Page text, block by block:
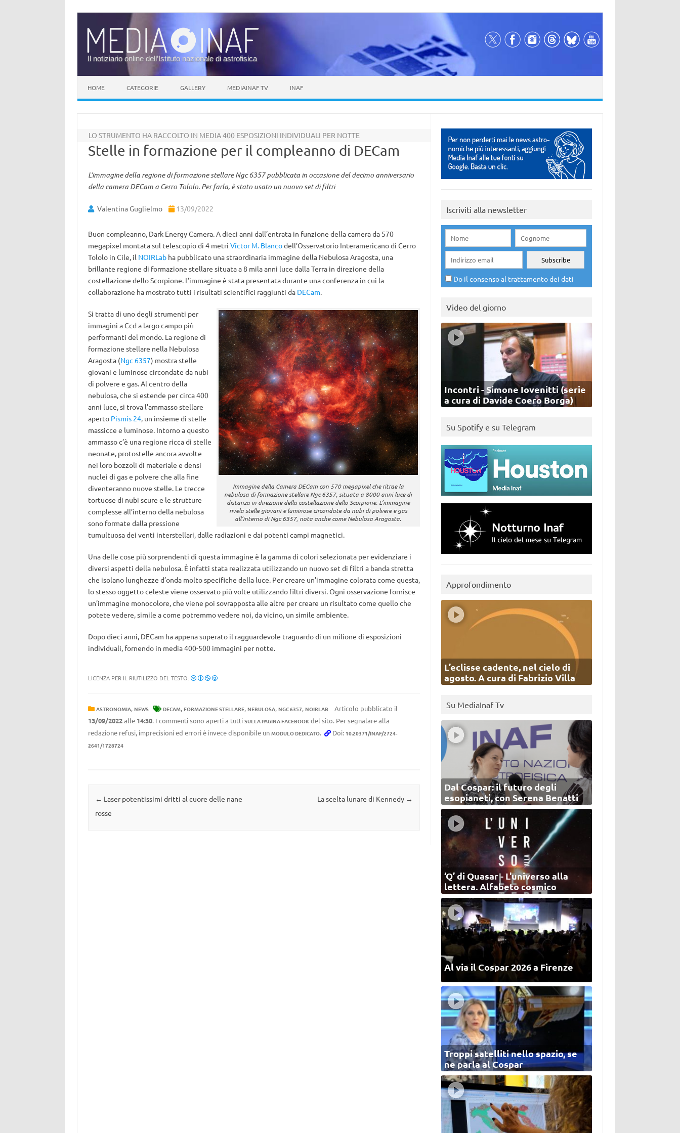
Il notiziario online dell’Istituto nazionale di astrofisica
HOME CATEGORIE GALLERY MEDIAINAF TV INAF
LO STRUMENTO HA RACCOLTO IN MEDIA 400 ESPOSIZIONI INDIVIDUALI PER NOTTE
Stelle in formazione per il compleanno di DECam
L’immagine della regione di formazione stellare Ngc 6357 pubblicata in occasione del decimo anniversario
della camera DECam a Cerro Tololo. Per farla, è stato usato un nuovo set di filtri
Valentina Guglielmo 13/09/2022
Buon compleanno, Dark Energy Camera. A dieci anni dall’entrata in funzione della camera da 570
megapixel montata sul telescopio di 4 metri Víctor M. Blancodell’Osservatorio Interamericano di Cerro
Tololo in Cile, il NOIRLabha pubblicato una straordinaria immagine della Nebulosa Aragosta, una
brillante regione di formazione stellare situata a 8 mila anni luce dalla Terra in direzione della
costellazione dello Scorpione. L’immagine è stata presentata durante una conferenza in cui la
collaborazione ha mostrato tutti i risultati scientifici raggiunti da DECam.
Immagine della Camera DECam con 570 megapixel che ritrae la
nebulosa di formazione stellare Ngc 6357, situata a 8000 anni luce di
distanza in direzione della costellazione dello Scorpione. L’immagine
rivela stelle giovani e luminose circondate da nubi di polvere e gas
all’interno di Ngc 6357, nota anche come Nebulosa Aragosta.
Si tratta di uno degli strumenti per
immagini a Ccd a largo campo più
performanti del mondo. La regione di
formazione stellare nella Nebulosa
Aragosta (Ngc 6357) mostra stelle
giovani e luminose circondate da nubi
di polvere e gas. Al centro della
nebulosa, che si estende per circa 400
anni luce, si trova l’ammasso stellare
aperto Pismis 24, un insieme di stelle
massicce e luminose. Intorno a questo
ammasso c’è una regione ricca di stelle
neonate, protostelle ancora avvolte
nei loro bozzoli di materiale e densi
nuclei di gas e polvere che alla fine
diventeranno nuove stelle. Le trecce
tortuose di nubi scure e le strutture
complesse all’interno della nebulosa
sono formate dalla pressione
tumultuosa dei venti interstellari, dalle radiazioni e dai potenti campi magnetici.
Una delle cose più sorprendenti di questa immagine è la gamma di colori selezionata per evidenziare i
diversi aspetti della nebulosa. È infatti stata realizzata utilizzando un nuovo set di filtri a banda stretta
che isolano lunghezze d’onda molto specifiche della luce. Per creare un’immagine colorata come questa,
lo stesso oggetto celeste viene osservato più volte utilizzando filtri diversi. Ogni osservazione fornisce
un’immagine monocolore, che viene poi sovrapposta alle altre per creare un risultato come quello che
potete vedere, simile a come potremmo vedere noi, da vicino, un simile ambiente.
Dopo dieci anni, DECam ha appena superato il ragguardevole traguardo di un milione di esposizioni
individuali, fornendo in media 400-500 immagini per notte.
LICENZA PER IL RIUTILIZZO DEL TESTO:
ASTRONOMIA, NEWS DECAM, FORMAZIONE STELLARE, NEBULOSA, NGC 6357, NOIRLAB
Articolo pubblicato il
13/09/2022alle 14:30. I commenti sono aperti a tutti SULLA PAGINA FACEBOOKdel sito. Per segnalare alla
redazione refusi, imprecisioni ed errori è invece disponibile un MODULO DEDICATO. Doi: 10.20371/INAF/2724-
2641/1728724
Navigazione articolo
← Laser potentissimi dritti al cuore delle nane
rosse
La scelta lunare di Kennedy →
Iscriviti alla newsletter
Do il consenso al trattamento dei dati
Video del giorno
Incontri - Simone Iovenitti (serie
a cura di Davide Coero Borga)
Su Spotify e su Telegram
Approfondimento
L’eclisse cadente, nel cielo di
agosto. A cura di Fabrizio Villa
Su MediaInaf Tv
Dal Cospar: il futuro degli
esopianeti, con Serena Benatti
‘Q’ di Quasar - L'universo alla
lettera. Alfabeto cosmico
Al via il Cospar 2026 a Firenze
Troppi satelliti nello spazio, se
ne parla al Cospar